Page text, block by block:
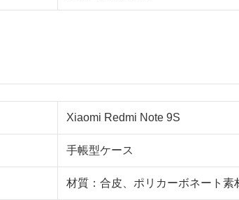
Xiaomi Redmi Note 9S
手帳型ケース
材質：合皮、ポリカーボネート素